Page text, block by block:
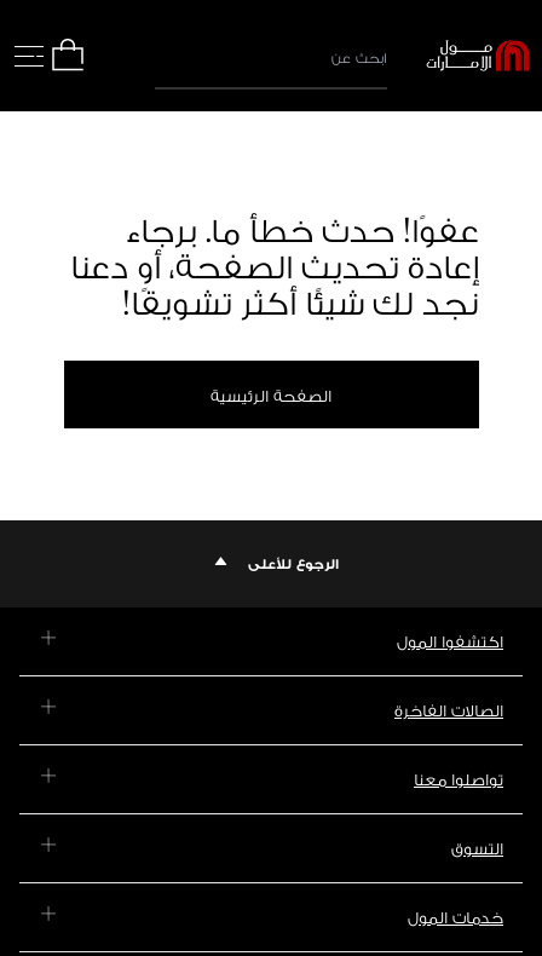
عفوًا! حدث خطأ ما. برجاء
إعادة تحديث الصفحة، أو دعنا
نجد لك شيئًا أكثر تشويقًا!
الصفحة الرئيسية
الرجوع للأعلى
اكتشفوا المول
الصالات الفاخرة
تواصلوا معنا
التسوق
خدمات المول